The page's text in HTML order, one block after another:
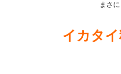
まさに
イカタ